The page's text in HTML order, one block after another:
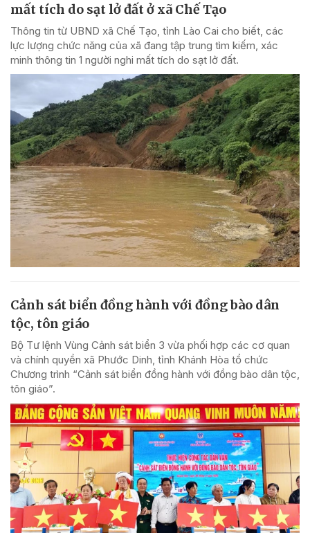
mất tích do sạt lở đất ở xã Chế Tạo
Thông tin từ UBND xã Chế Tạo, tỉnh Lào Cai cho biết, các
lực lượng chức năng của xã đang tập trung tìm kiếm, xác
minh thông tin 1 người nghi mất tích do sạt lở đất.
Cảnh sát biển đồng hành với đồng bào dân
tộc, tôn giáo
Bộ Tư lệnh Vùng Cảnh sát biển 3 vừa phối hợp các cơ quan
và chính quyền xã Phước Dinh, tỉnh Khánh Hòa tổ chức
Chương trình “Cảnh sát biển đồng hành với đồng bào dân tộc,
tôn giáo”.